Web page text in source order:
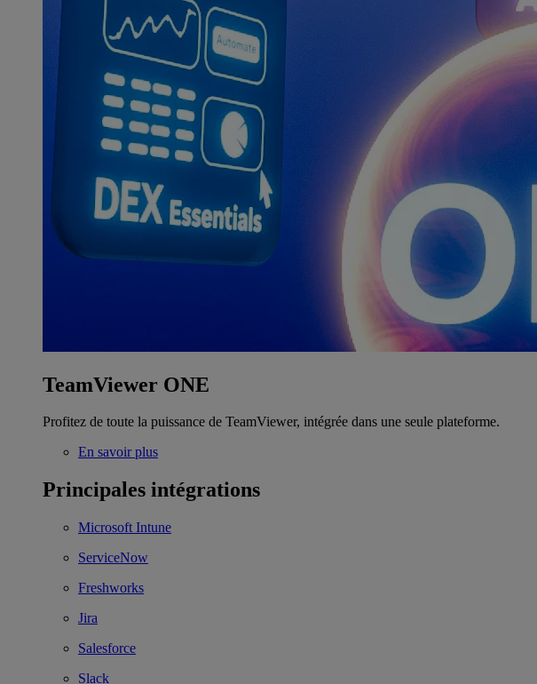
TeamViewer ONE
Profitez de toute la puissance de TeamViewer, intégrée dans une seule plateforme.
En savoir plus
Principales intégrations
Microsoft Intune
ServiceNow
Freshworks
Jira
Salesforce
Slack